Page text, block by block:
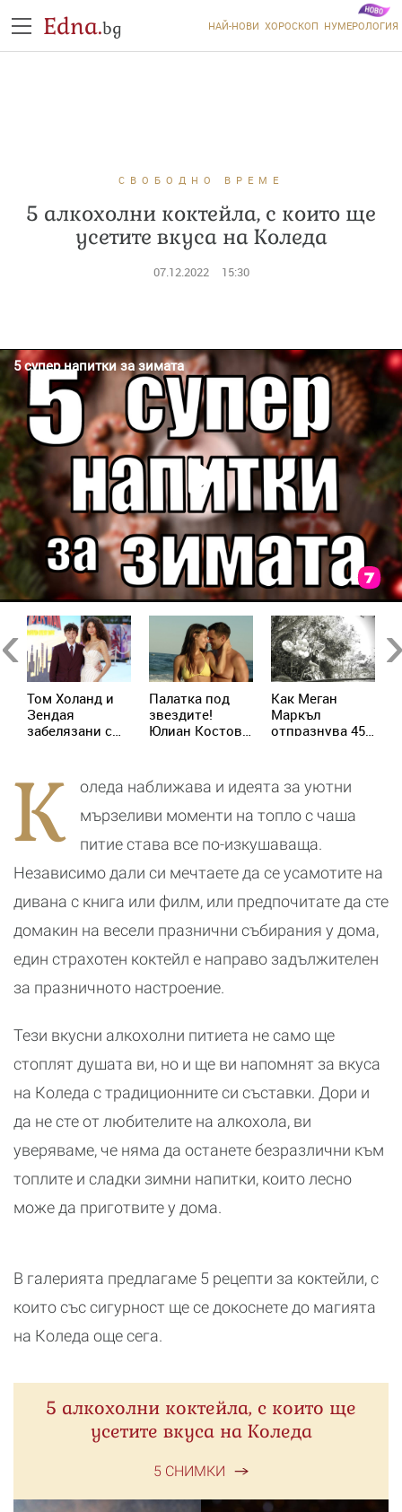
Edna.bg НАЙ-НОВИ ХОРОСКОП НУМЕРОЛОГИЯ
СВОБОДНО ВРЕМЕ
5 алкохолни коктейла, с които ще
усетите вкуса на Коледа
07.12.2022 15:30
Том Холанд и
Зендая
забелязани с
Палатка под
звездите!
Юлиан Костов
най-
романтичната
почивка
Как Меган
Маркъл
отпразнува 45-
Хари
К
оледа наближава и идеята за уютни
мързеливи моменти на топло с чаша
питие става все по-изкушаваща.
Независимо дали си мечтаете да се усамотите на
дивана с книга или филм, или предпочитате да сте
домакин на весели празнични събирания у дома,
един страхотен коктейл е направо задължителен
за празничното настроение.
Тези вкусни алкохолни питиета не само ще
стоплят душата ви, но и ще ви напомнят за вкуса
на Коледа с традиционните си съставки. Дори и
да не сте от любителите на алкохола, ви
уверяваме, че няма да останете безразлични към
топлите и сладки зимни напитки, които лесно
може да приготвите у дома.
В галерията предлагаме 5 рецепти за коктейли, с
които със сигурност ще се докоснете до магията
на Коледа още сега.
5 алкохолни коктейла, с които ще
усетите вкуса на Коледа
5 СНИМКИ